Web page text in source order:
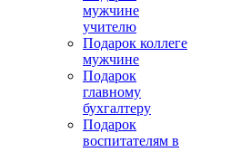
мужчине
учителю
Подарок коллеге
мужчине
Подарок
главному
бухгалтеру
Подарок
воспитателям в